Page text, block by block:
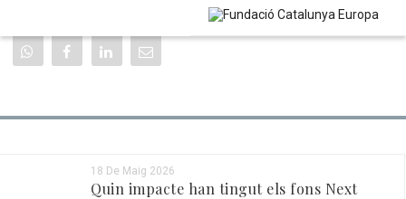
RECENTS
18 De Maig 2026
Quin impacte han tingut els fons Next